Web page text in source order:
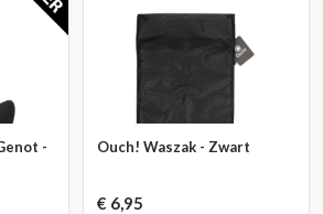
-
Ouch! Waszak - Zwart
€ 6,95